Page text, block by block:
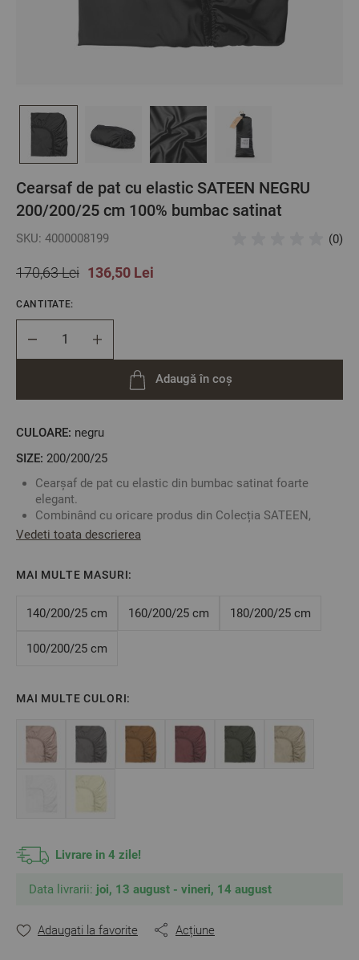
Cearsaf de pat cu elastic SATEEN NEGRU
200/200/25 cm 100% bumbac satinat
SKU: 4000008199 (0)
170,63 Lei 136,50 Lei
CULOARE: negru
SIZE: 200/200/25
Cearșaf de pat cu elastic din bumbac satinat foarte
elegant.
Combinând cu oricare produs din Colecția SATEEN,
puteți să vă creați propriul set adecvat măsurilor patului
Bumbacul satinat are o rata foarte mică de micșorare la
Fabricat în Bulgaria
Mărime: 200/200/25 cm
Material: 100% bumbac satinat
** Fotografiile sunt orientative.
Poate varia ușor culoarea sau tonalitatea.
Vedeti toata descrierea
MAI MULTE MASURI:
140/200/25 cm 160/200/25 cm 180/200/25 cm
100/200/25 cm
MAI MULTE CULORI:
Livrare in 4 zile!
Data livrarii: joi, 13 august - vineri, 14 august
CANTITATE:
Adaugă în coș
Adaugati la favorite Acțiune